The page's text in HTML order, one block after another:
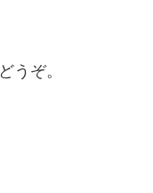
うぞ。